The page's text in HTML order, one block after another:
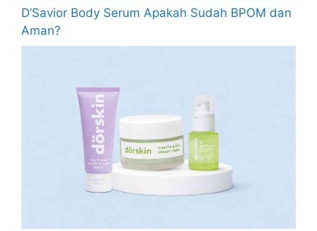
D’Savior Body Serum Apakah Sudah BPOM dan
Aman?